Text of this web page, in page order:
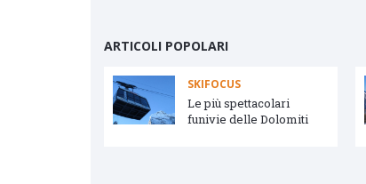
ARTICOLI POPOLARI
SKIFOCUS
Le più spettacolari
funivie delle Dolomiti